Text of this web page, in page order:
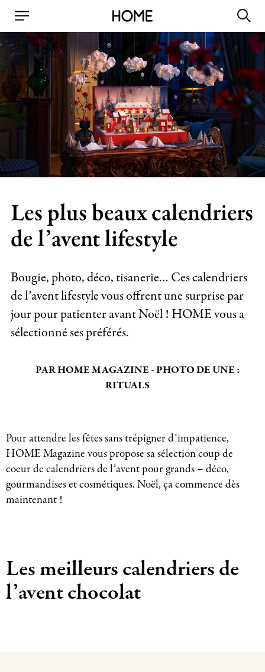
Les plus beaux calendriers
de l’avent lifestyle
Bougie, photo, déco, tisanerie… Ces calendriers
de l’avent lifestyle vous offrent une surprise par
jour pour patienter avant Noël ! HOME vous a
sélectionné ses préférés.
PAR HOME MAGAZINE - PHOTO DE UNE :
RITUALS
Pour attendre les fêtes sans trépigner d’impatience,
HOME Magazine vous propose sa sélection coup de
coeur de calendriers de l’avent pour grands – déco,
gourmandises et cosmétiques. Noël, ça commence dès
maintenant !
Les meilleurs calendriers de
l’avent chocolat